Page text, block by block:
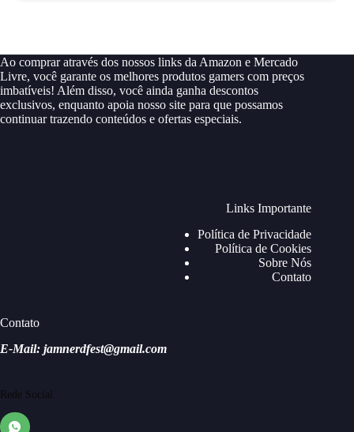
Ao comprar através dos nossos links da Amazon e Mercado
Livre, você garante os melhores produtos gamers com preços
imbatíveis! Além disso, você ainda ganha descontos
exclusivos, enquanto apoia nosso site para que possamos
continuar trazendo conteúdos e ofertas especiais.
Links Importante
Política de Privacidade
Política de Cookies
Sobre Nós
Contato
Contato
E-Mail: jamnerdfest@gmail.com
Rede Social